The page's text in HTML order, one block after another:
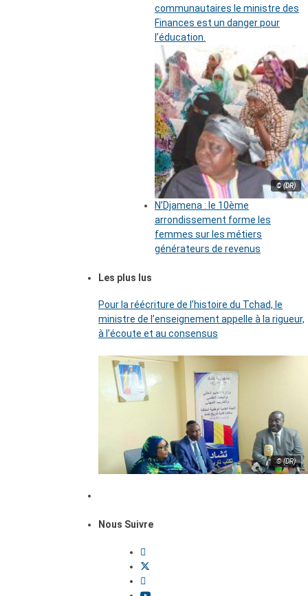
communautaires le ministre des
Finances est un danger pour
l’éducation.
© (DR)
N’Djamena : le 10ème
arrondissement forme les
femmes sur les métiers
générateurs de revenus
Les plus lus
Pour la réécriture de l’histoire du Tchad, le
ministre de l’enseignement appelle à la rigueur,
à l’écoute et au consensus
© (DR)
Nous Suivre